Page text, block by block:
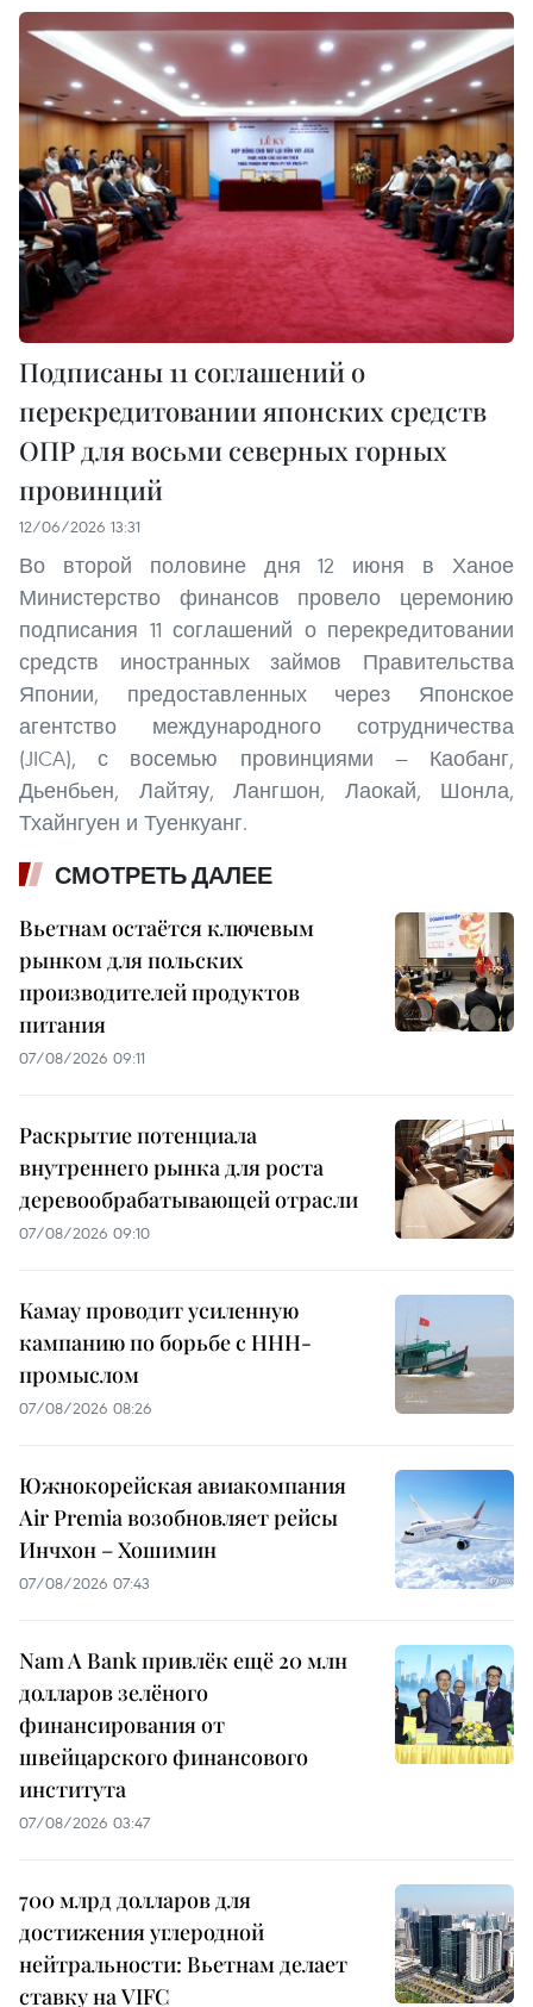
Подписаны 11 соглашений о
перекредитовании японских средств
ОПР для восьми северных горных
провинций
12/06/2026 13:31
Во второй половине дня 12 июня в Ханое
Министерство финансов провело церемонию
подписания 11 соглашений о перекредитовании
средств иностранных займов Правительства
Японии, предоставленных через Японское
агентство международного сотрудничества
(JICA), с восемью провинциями — Каобанг,
Дьенбьен, Лайтяу, Лангшон, Лаокай, Шонла,
Тхайнгуен и Туенкуанг.
СМОТРЕТЬ ДАЛЕЕ
Вьетнам остаётся ключевым
рынком для польских
производителей продуктов
питания
07/08/2026 09:11
Раскрытие потенциала
внутреннего рынка для роста
деревообрабатывающей отрасли
07/08/2026 09:10
Камау проводит усиленную
кампанию по борьбе с ННН-
промыслом
07/08/2026 08:26
Южнокорейская авиакомпания
Air Premia возобновляет рейсы
Инчхон – Хошимин
07/08/2026 07:43
Nam A Bank привлёк ещё 20 млн
долларов зелёного
финансирования от
швейцарского финансового
института
07/08/2026 03:47
700 млрд долларов для
достижения углеродной
нейтральности: Вьетнам делает
ставку на VIFC